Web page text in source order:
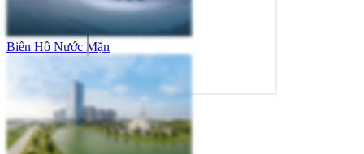
Biển Hồ Nước Mặn